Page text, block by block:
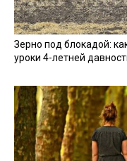
Зерно под блокадой:
уроки 4-летней